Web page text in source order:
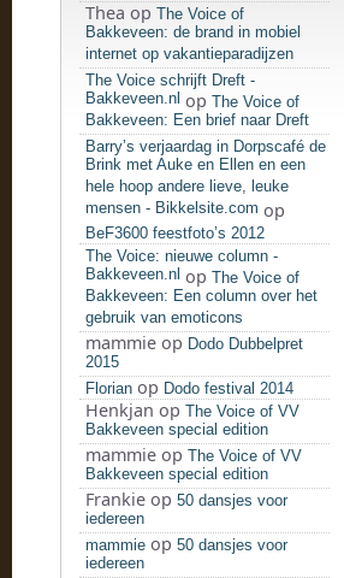
Thea op The Voice of
Bakkeveen: de brand in mobiel
internet op vakantieparadijzen
The Voice schrijft Dreft -
Bakkeveen.nl op The Voice of
Bakkeveen: Een brief naar Dreft
Barry’s verjaardag in Dorpscafé de
Brink met Auke en Ellen en een
hele hoop andere lieve, leuke
mensen - Bikkelsite.com op
BeF3600 feestfoto’s 2012
The Voice: nieuwe column -
Bakkeveen.nl op The Voice of
Bakkeveen: Een column over het
gebruik van emoticons
mammie op Dodo Dubbelpret
2015
Florian op Dodo festival 2014
Henkjan op The Voice of VV
Bakkeveen special edition
mammie op The Voice of VV
Bakkeveen special edition
Frankie op 50 dansjes voor
iedereen
mammie op 50 dansjes voor
iedereen